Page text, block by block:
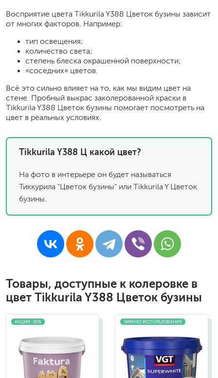
Восприятие цвета Tikkurila Y388 Цветок бузины зависит
от многих факторов. Например:
тип освещения;
количество света;
степень блеска окрашенной поверхности;
«соседних» цветов.
Всё это сильно влияет на то, как мы видим цвет на
стене. Пробный выкрас заколерованной краски в
Tikkurila Y388 Цветок бузины помогает посмотреть на
цвет в реальных условиях.
Tikkurila Y388 Ц какой цвет?
На фото в интерьере он будет называться
Тиккурила "Цветок бузины" или Tikkurila Y Цветок
бузины.
Товары, доступные к колеровке в
цвет Tikkurila Y388 Цветок бузины
АКЦИЯ -10% ЗИМНЕЕ ИСПОЛЬЗОВАНИЕ